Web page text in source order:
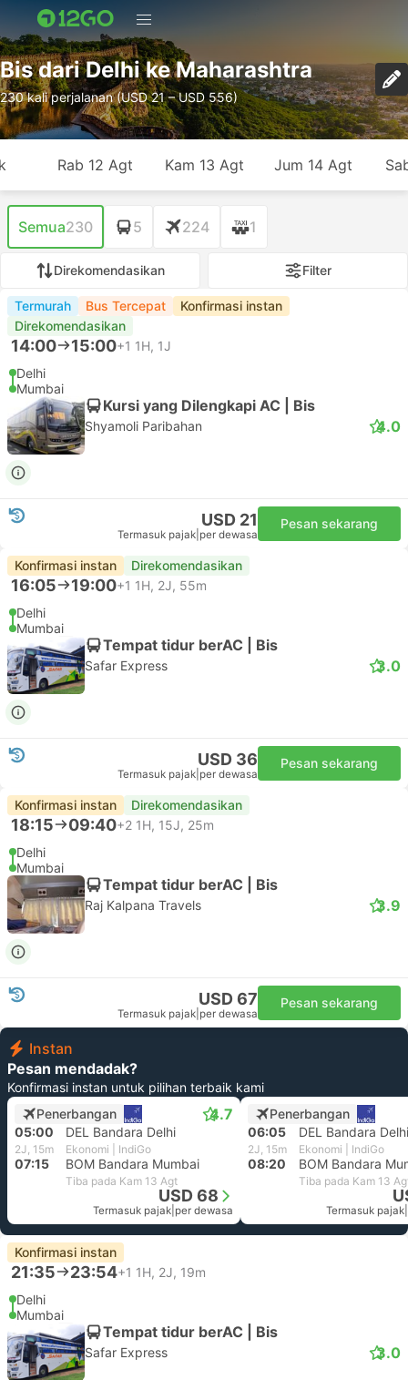
Bis dari Delhi ke Maharashtra
230 kali perjalanan (USD 21 – USD 556)
Rab 12 Agt Kam 13 Agt Jum 14 Agt
Semua230 5 224 1
Direkomendasikan Filter
Termurah Bus Tercepat
Konfirmasi instan
Direkomendasikan
14:00 15:00+1 1H, 1J
Delhi
Mumbai
Kursi yang Dilengkapi AC | Bis
Shyamoli Paribahan 4.0
USD 21
Termasuk pajak per dewasa
Pesan sekarang
Konfirmasi instan Direkomendasikan
16:05 19:00+1 1H, 2J, 55m
Delhi
Mumbai
Tempat tidur berAC | Bis
Safar Express 3.0
USD 36
Termasuk pajak per dewasa
Pesan sekarang
Konfirmasi instan Direkomendasikan
18:15 09:40+2 1H, 15J, 25m
Delhi
Mumbai
Tempat tidur berAC | Bis
Raj Kalpana Travels 3.9
USD 67
Termasuk pajak per dewasa
Pesan sekarang
Instan
Pesan mendadak?
Konfirmasi instan untuk pilihan terbaik kami
Penerbangan
4.7
05:00 DEL Bandara Delhi
2J, 15m Ekonomi | IndiGo
07:15 BOM Bandara Mumbai
Tiba pada Kam 13 Agt
USD 68
Termasuk pajak per dewasa
Penerbangan
06:05
DEL Bandara Delhi
2J, 15m Ekonomi | IndiGo
08:20 BOM Bandara
Tiba pada Kam 13
Termasuk pajak
Konfirmasi instan
21:35 23:54+1 1H, 2J, 19m
Delhi
Mumbai
Tempat tidur berAC | Bis
Safar Express 3.0